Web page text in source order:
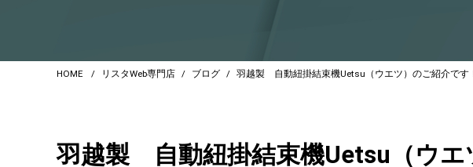
HOME リスタWeb専門店 ブログ 羽越製 自動紐掛結束機Uetsu（ウエツ）のご紹介です
羽越製 自動紐掛結束機Uetsu（ウエ